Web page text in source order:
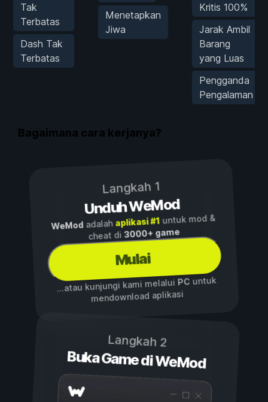
Tak
Terbatas
Dash Tak
Terbatas
Menetapkan
Jiwa
Kritis 100%
Jarak Ambil
Barang
yang Luas
Pengganda
Pengalaman
Bagaimana cara kerjanya?
Langkah 1
Unduh WeMod
WeModadalah aplikasi #1untuk mod &
cheat di3000+ game
Mulai
...atau kunjungi kami melalui PCuntuk
mendownload aplikasi
Langkah 2
Buka Game di WeMod